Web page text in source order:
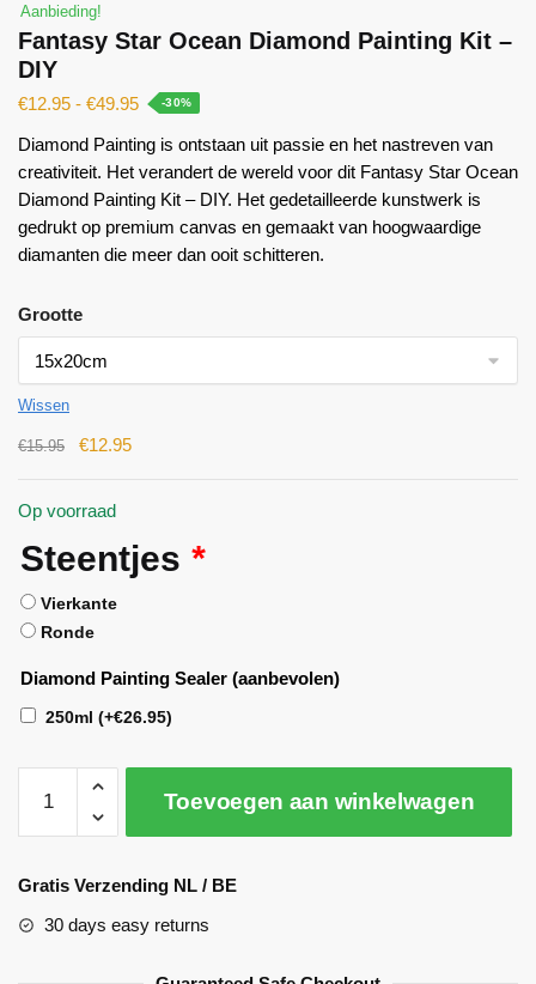
Aanbieding!
Fantasy Star Ocean Diamond Painting Kit –
DIY
€12.95 - €49.95 -30%
Diamond Painting is ontstaan ​​uit passie en het nastreven van
creativiteit. Het verandert de wereld voor dit Fantasy Star Ocean
Diamond Painting Kit – DIY. Het gedetailleerde kunstwerk is
gedrukt op premium canvas en gemaakt van hoogwaardige
diamanten die meer dan ooit schitteren.
Grootte
Wissen
€15.95 €12.95
Op voorraad
Steentjes *
Vierkante
Ronde
Diamond Painting Sealer (aanbevolen)
250ml (+€26.95)
Toevoegen aan winkelwagen
l
e
Gratis Verzending NL / BE
30 days easy returns